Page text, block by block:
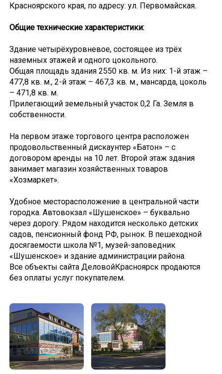
Красноярского края, по адресу: ул. Первомайская.
Общие технические характеристики:
Здание четырёхуровневое, состоящее из трёх
наземных этажей и одного цокольного.
Общая площадь здания 2550 кв. м. Из них: 1-й этаж –
477,8 кв. м., 2-й этаж – 467,3 кв. м., мансарда, цоколь
– 471,8 кв. м.
Прилегающий земельный участок 0,2 Га. Земля в
собственности.
На первом этаже торгового центра расположен
продовольственный дискаунтер «Батон» – с
договором аренды на 10 лет. Второй этаж здания
занимает магазин хозяйственных товаров
«Хозмаркет».
Удобное месторасположение в центральной части
городка. Автовокзал «Шушенское» – буквально
через дорогу. Рядом находится несколько детских
садов, пенсионный фонд РФ, рынок. В пешеходной
досягаемости школа №1, музей-заповедник
«Шушенское» и здание администрации района.
Все объекты сайта ДеловойКрасноярск продаются
без оплаты услуг покупателем.